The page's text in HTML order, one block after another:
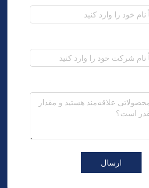
ارسال